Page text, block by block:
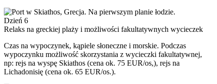
Dzień 6
Relaks na greckiej plaży i możliwości fakultatywnych wycieczek
Czas na wypoczynek, kąpiele słoneczne i morskie. Podczas
wypoczynku możliwość skorzystania z wycieczki fakultatywnej,
np: rejs na wyspę Skiathos (cena ok. 75 EUR/os,), rejs na
Lichadonisię (cena ok. 65 EUR/os.).